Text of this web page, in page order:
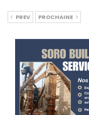
PREV PROCHAINE